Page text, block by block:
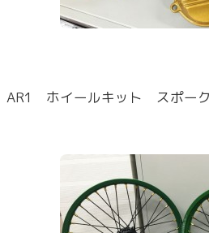
AR1 ホイールキット スポー